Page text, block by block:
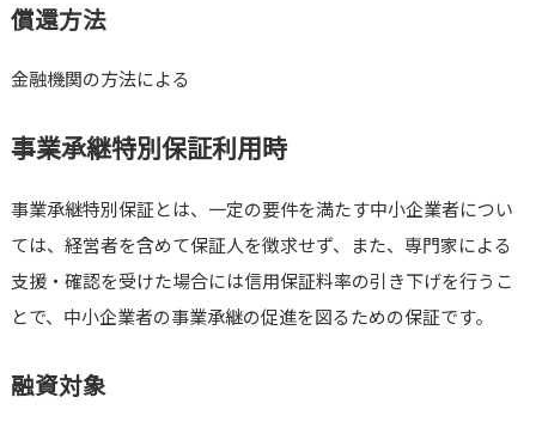
償還方法
金融機関の方法による
事業承継特別保証利用時
事業承継特別保証とは、一定の要件を満たす中小企業者につい
ては、経営者を含めて保証人を徴求せず、また、専門家による
支援・確認を受けた場合には信用保証料率の引き下げを行うこ
とで、中小企業者の事業承継の促進を図るための保証です。
融資対象